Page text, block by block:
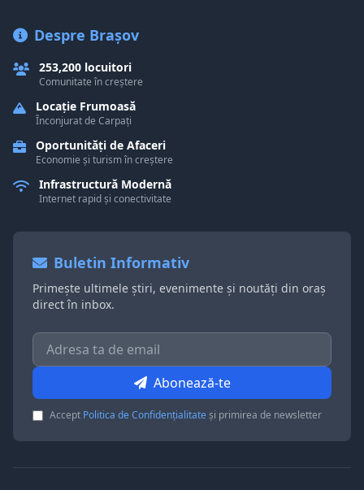
Despre Brașov
253,200 locuitori
Comunitate în creștere
Locație Frumoasă
Înconjurat de Carpați
Oportunități de Afaceri
Economie și turism în creștere
Infrastructură Modernă
Internet rapid și conectivitate
Buletin Informativ
Primește ultimele știri, evenimente și noutăți din oraș
direct în inbox.
Abonează-te
Accept Politica de Confidențialitateși primirea de newsletter